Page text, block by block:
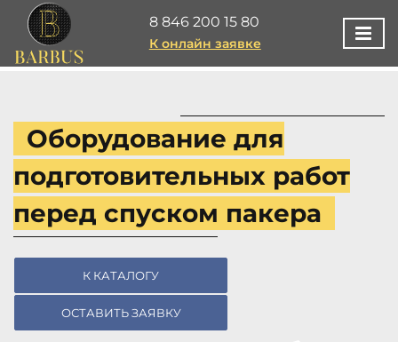
8 846 200 15 80
К онлайн заявке
Оборудование для
подготовительных работ
перед спуском пакера
К КАТАЛОГУ
ОСТАВИТЬ ЗАЯВКУ